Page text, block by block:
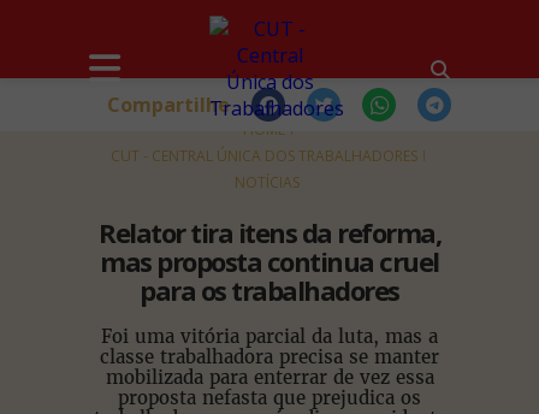
HOME
CUT - CENTRAL ÚNICA DOS TRABALHADORES
NOTÍCIAS
Relator tira itens da reforma,
mas proposta continua cruel
para os trabalhadores
Foi uma vitória parcial da luta, mas a
classe trabalhadora precisa se manter
mobilizada para enterrar de vez essa
proposta nefasta que prejudica os
Compartilhe